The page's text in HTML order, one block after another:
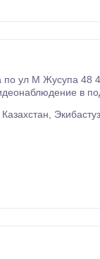
площадь 86.3 кв м В квартире
Казахстан, Экибастуз